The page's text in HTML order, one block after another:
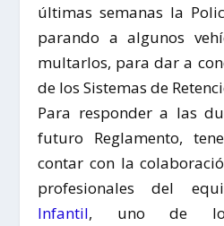
últimas semanas la
parando a algunos
multarlos, para dar a
de los Sistemas de
Para responder a las
futuro Reglamento,
contar con la
profesionales del
Infantil, uno de